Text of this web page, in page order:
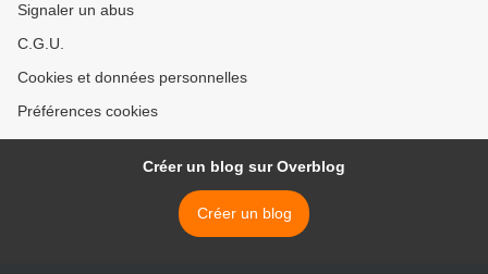
Signaler un abus
C.G.U.
Cookies et données personnelles
Préférences cookies
Créer un blog sur Overblog
Créer un blog